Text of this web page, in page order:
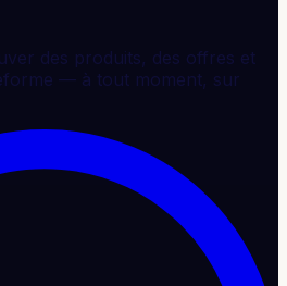
des produits, des offres et
— à tout moment, sur